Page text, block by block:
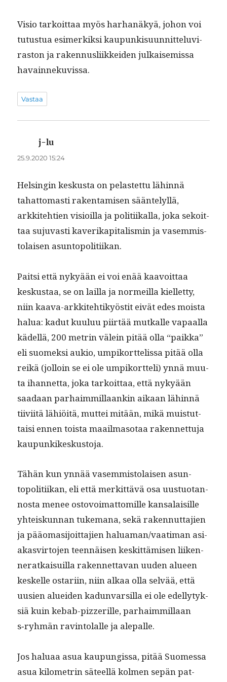
Visio tarkoit­taa myös harhanäkyä, johon voi
tutus­tua esimerkik­si kaupunkisu­un­nit­telu­vi­
ras­ton ja raken­nus­li­ikkei­den julkaise­mis­sa
havainnekuvissa.
Vastaa
j-lu
25.9.2020 15:24
Helsin­gin keskus­ta on pelastet­tu lähin­nä
tahat­tomasti rak­en­tamisen sään­te­lyl­lä,
arkkite­htien visioil­la ja poli­ti­ikalla, joka sekoit­
taa suju­vasti kaverikap­i­tal­is­min ja vasem­mis­
to­laisen asuntopolitiikan.
Pait­si että nykyään ei voi enää kaavoit­taa
keskus­taa, se on lail­la ja normeil­la kiel­let­ty,
niin kaa­va-arkkite­htikyöstit eivät edes moista
halua: kadut kuu­luu piirtää mutkalle vapaal­la
kädel­lä, 200 metrin välein pitää olla “paik­ka”
eli suomek­si aukio, umpiko­rt­telis­sa pitää olla
reikä (jol­loin se ei ole umpiko­rt­teli) ynnä muu­
ta ihan­net­ta, joka tarkoit­taa, että nykyään
saadaan parhaim­mil­laankin aikaan lähin­nä
tiivi­itä lähiöitä, mut­tei mitään, mikä muis­tut­
taisi ennen toista maail­ma­so­taa raken­net­tu­ja
kaupunkikeskustoja.
Tähän kun ynnää vasem­mis­to­laisen asun­
topoli­ti­ikan, eli että merkit­tävä osa uus­tuotan­
nos­ta menee ostovoimat­tomille kansalaisille
yhteiskun­nan tuke­m­ana, sekä raken­nut­ta­jien
ja pääo­masi­joit­ta­jien haluaman/vaatiman asi­
akasvir­to­jen teen­näisen keskit­tämisen liiken­
ner­atkaisuil­la raken­net­ta­van uuden alueen
keskelle ostari­in, niin alkaa olla selvää, että
uusien aluei­den kadun­var­sil­la ei ole edel­ly­tyk­
siä kuin kebab-pizzer­ille, parhaim­mil­laan
s‑ryhmän rav­in­to­lalle ja alepalle.
Jos halu­aa asua kaupungis­sa, pitää Suomes­sa
asua kilo­metrin säteel­lä kol­men sepän pat­